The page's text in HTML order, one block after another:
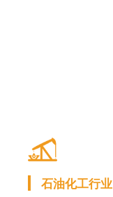
石油化工行业